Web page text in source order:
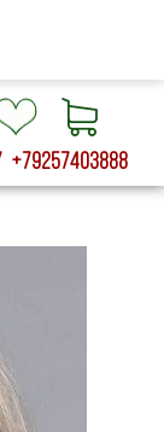
+79257403888